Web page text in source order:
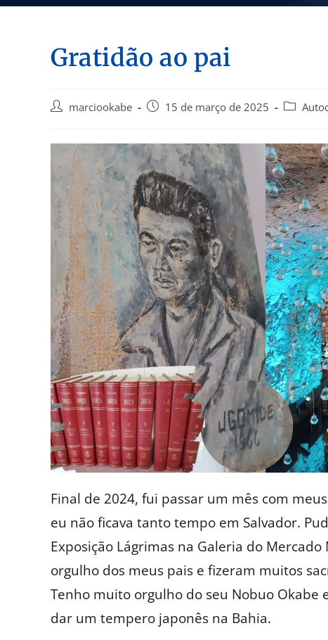
Gratidão ao pai
marciookabe 15 de março de 2025
Final de 2024, fui passar um mês com
eu não ficava tanto tempo em Salvador.
Exposição Lágrimas na Galeria do
orgulho dos meus pais e fizeram muitos
Tenho muito orgulho do seu Nobuo
dar um tempero japonês na Bahia.